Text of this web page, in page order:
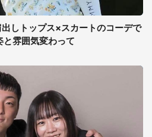
しトップス×スカートのコーデで
と雰囲気変わって